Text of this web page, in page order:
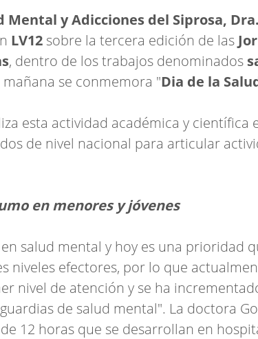
Mental y Adicciones del Siprosa,
LV12 sobre la tercera edición de las
, dentro de los trabajos denominados
mañana se conmemora "Dia de la
esta actividad académica y científica
de nivel nacional para articular
en menores y jóvenes
salud mental y hoy es una prioridad
niveles efectores, por lo que
nivel de atención y se ha
de salud mental". La doctora
12 horas que se desarrollan en